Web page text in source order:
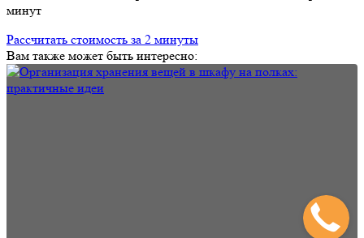
минут
Рассчитать стоимость за 2 минуты
Вам также может быть интересно: